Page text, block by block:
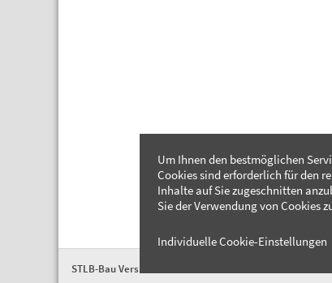
STLB-Bau Version 2026-04
Um Ihnen den bestmöglichen
Cookies sind erforderlich für den
Inhalte auf Sie zugeschnitten
Sie der Verwendung von Cookies
Individuelle Cookie-Einstellungen